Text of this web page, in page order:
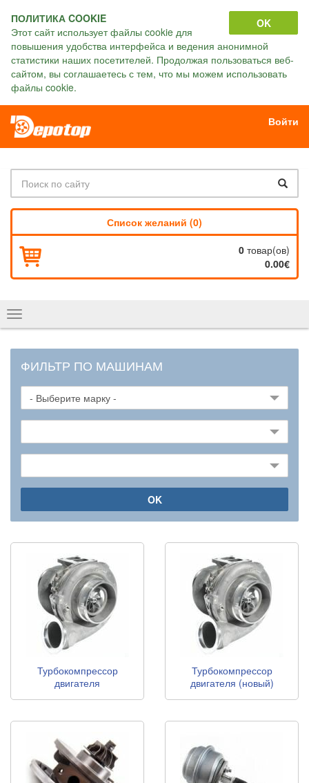
OK
ПОЛИТИКА COOKIE
Этот сайт использует файлы cookie для
повышения удобства интерфейса и ведения анонимной
статистики наших посетителей. Продолжая пользоваться веб-
сайтом, вы соглашаетесь с тем, что мы можем использовать
файлы cookie.
Войти
Список желаний (0)
0 товар(ов)
0.00€
Показать
навигацию
ФИЛЬТР ПО МАШИНАМ
OK
Турбокомпрессор
двигателя
Турбокомпрессор
двигателя (новый)